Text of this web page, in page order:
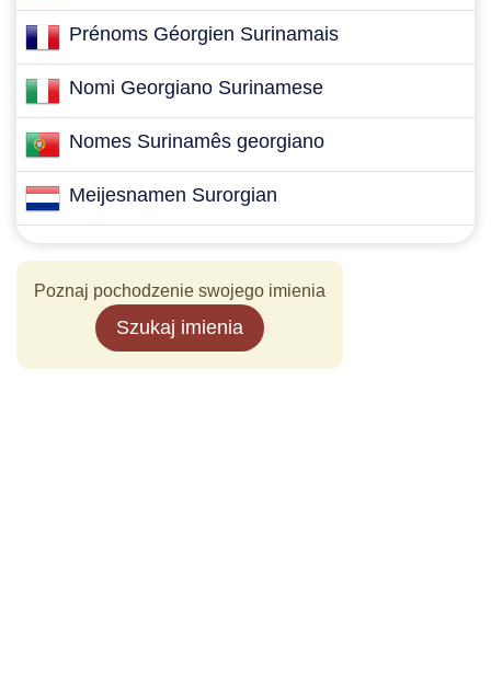
Prénoms Géorgien Surinamais
Nomi Georgiano Surinamese
Nomes Surinamês georgiano
Meijesnamen Surorgian
Poznaj pochodzenie swojego imienia
Szukaj imienia